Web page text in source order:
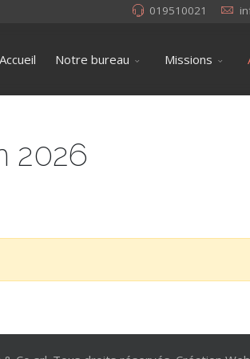
019510021
Accueil Notre bureau Missions
2026